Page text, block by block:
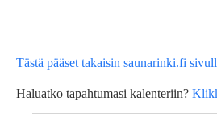
Tästä pääset takaisin saunarinki.fi
Haluatko tapahtumasi kalenteriin?